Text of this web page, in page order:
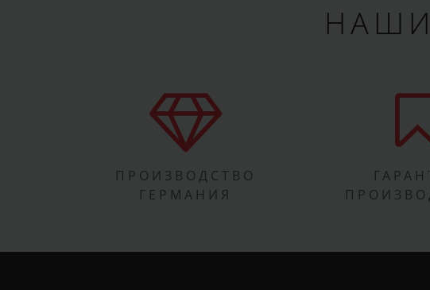
ПРОИЗВОДСТВО
ГЕРМАНИЯ